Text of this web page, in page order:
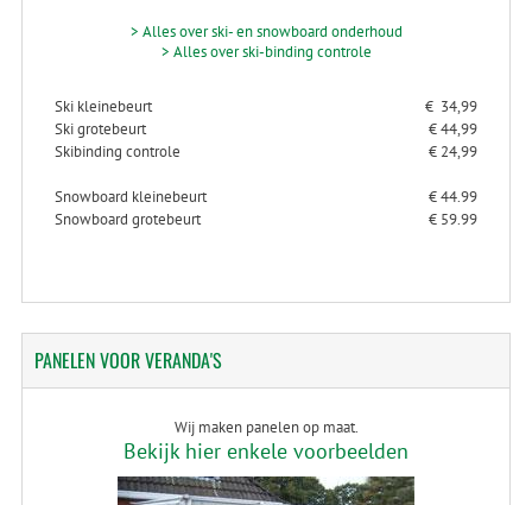
> Alles over ski- en snowboard onderhoud
> Alles over ski-binding controle
Ski kleinebeurt
€ 34,99
Ski grotebeurt
€ 44,99
Skibinding controle
€ 24,99
Snowboard kleinebeurt
€ 44.99
Snowboard grotebeurt
€ 59.99
PANELENVOOR VERANDA'S
Wij maken panelen op maat.
Bekijk hier enkele voorbeelden